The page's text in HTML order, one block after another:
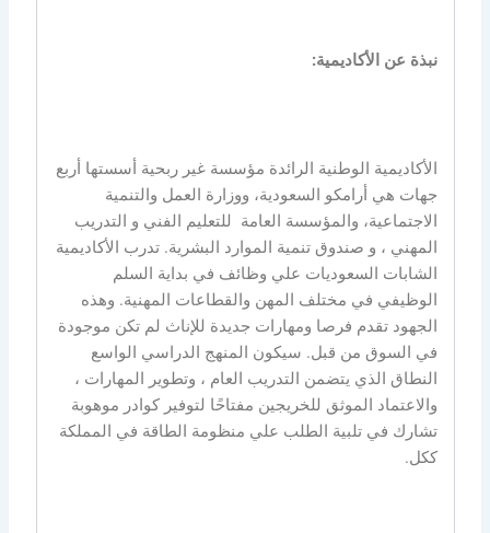
نبذة عن الأكاديمية:
الأكاديمية الوطنية الرائدة مؤسسة غير ربحية أسستها أربع
جهات هي أرامكو السعودية، ووزارة العمل والتنمية
الاجتماعية، والمؤسسة العامة للتعليم الفني و التدريب
المهني ، و صندوق تنمية الموارد البشرية. تدرب الأكاديمية
الشابات السعوديات علي وظائف في بداية السلم
الوظيفي في مختلف المهن والقطاعات المهنية. وهذه
الجهود تقدم فرصا ومهارات جديدة للإناث لم تكن موجودة
في السوق من قبل. سيكون المنهج الدراسي الواسع
النطاق الذي يتضمن التدريب العام ، وتطوير المهارات ،
والاعتماد الموثق للخريجين مفتاحًا لتوفير كوادر موهوبة
تشارك في تلبية الطلب علي منظومة الطاقة في المملكة
ككل.